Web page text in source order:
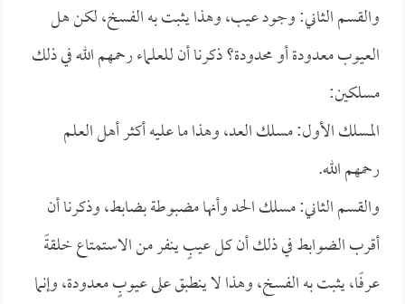
والقسم الثاني: وجود عيب، وهذا يثبت به الفسخ، لكن هل
العيوب معدودة أو محدودة؟ ذكرنا أن للعلماء رحمهم الله في ذلك
مسلكين:
المسلك الأول: مسلك العد، وهذا ما عليه أكثر أهل العلم
رحمهم الله.
والقسم الثاني: مسلك الحد وأنها مضبوطة بضابط، وذكرنا أن
أقرب الضوابط في ذلك أن كل عيبٍ ينفر من الاستمتاع خلقةً
عرفًا، يثبت به الفسخ، وهذا لا ينطبق على عيوبٍ معدودة، وإنما